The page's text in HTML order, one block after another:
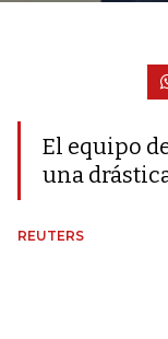
El equipo
una
REUTERS